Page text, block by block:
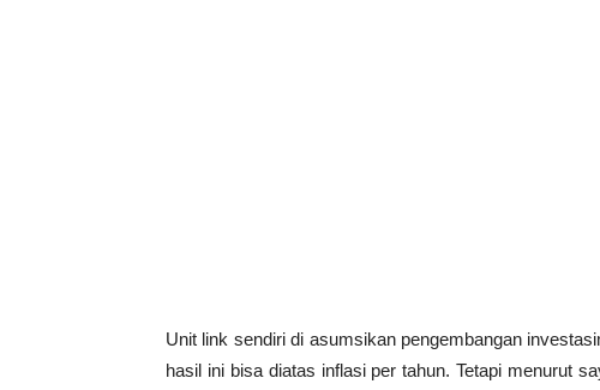
Unit link sendiri di asumsikan pengembangan
hasil ini bisa diatas inflasi per tahun. Tetapi menurut